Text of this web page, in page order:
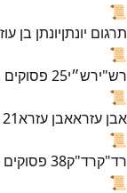
📜
תרגום יונתןיונתן בן
📜
רש"ירש״י25 פסוקים
📜
אבן עזראאבן עזרא21
📜
רד"קרד"ק38 פסוקים
📜